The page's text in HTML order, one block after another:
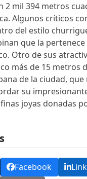
2 mil 394 metros
Algunos críticos
del estilo
que la pertenece
Otro de sus
más de 15 metros
de la ciudad,
su
joyas donadas
Facebook